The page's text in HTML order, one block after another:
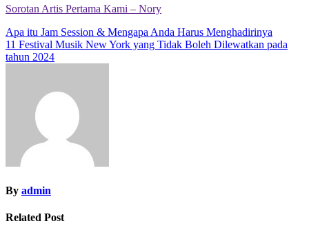
Sorotan Artis Pertama Kami – Nory
Post
navigation
Apa itu Jam Session & Mengapa Anda Harus Menghadirinya
11 Festival Musik New York yang Tidak Boleh Dilewatkan pada
tahun 2024
By admin
Related Post